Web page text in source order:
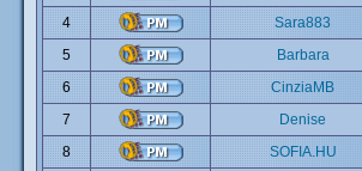
4
Sara883
5
Barbara
6
CinziaMB
7
Denise
8
SOFIA.HU